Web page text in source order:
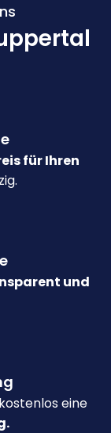
für Ihren
und
eine